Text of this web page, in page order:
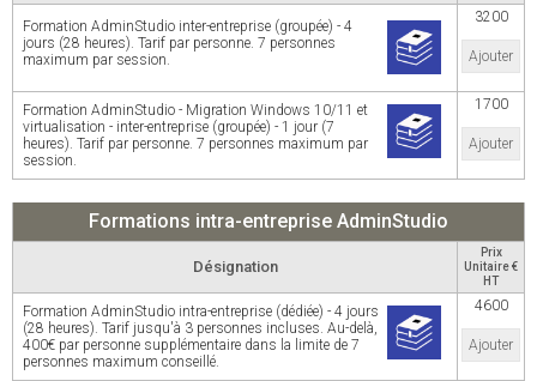
Formation AdminStudio inter-entreprise (groupée) - 4
jours (28 heures). Tarif par personne. 7 personnes
maximum par session.
3200
Ajouter
Formation AdminStudio - Migration Windows 10/11 et
virtualisation - inter-entreprise (groupée) - 1 jour (7
heures). Tarif par personne. 7 personnes maximum par
session.
1700
Ajouter
Formations intra-entreprise AdminStudio
Désignation
Prix
Unitaire €
HT
Formation AdminStudio intra-entreprise (dédiée) - 4 jours
(28 heures). Tarif jusqu'à 3 personnes incluses. Au-delà,
400€ par personne supplémentaire dans la limite de 7
personnes maximum conseillé.
4600
Ajouter